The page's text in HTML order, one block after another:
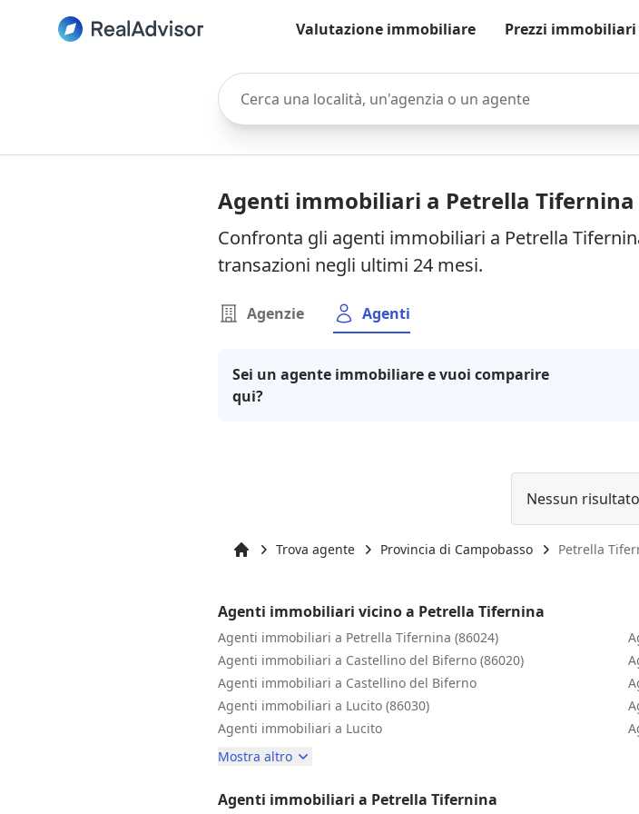
Valutazione immobiliare Prezzi immobiliari
Cerca una località, un'agenzia o un agente
Agenti immobiliari a Petrella Tifernina
Confronta gli agenti immobiliari a Petrella
transazioni negli ultimi 24 mesi.
Agenzie Agenti
Sei un agente immobiliare e vuoi comparire
qui?
Nessun
Trova agente Provincia di Campobasso Petrella
Agenti immobiliari vicino a Petrella Tifernina
Agenti immobiliari a Petrella Tifernina (86024)
Agenti immobiliari a Castellino del Biferno (86020)
Agenti immobiliari a Castellino del Biferno
Agenti immobiliari a Lucito (86030)
Agenti immobiliari a Lucito
Mostra altro
Agenti immobiliari a Petrella Tifernina